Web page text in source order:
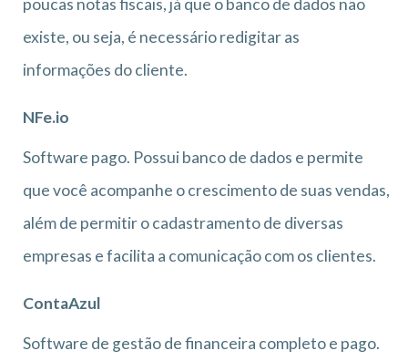
poucas notas fiscais, já que o banco de dados não
existe, ou seja, é necessário redigitar as
informações do cliente.
NFe.io
Software pago. Possui banco de dados e permite
que você acompanhe o crescimento de suas vendas,
além de permitir o cadastramento de diversas
empresas e facilita a comunicação com os clientes.
ContaAzul
Software de gestão de financeira completo e pago.